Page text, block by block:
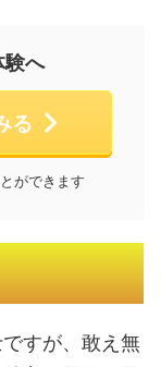
験へ
る
ができます
すが、敢え無